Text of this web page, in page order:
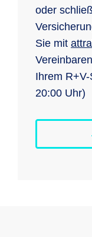
oder
Sie mit
Ihrem
20:00 Uhr)